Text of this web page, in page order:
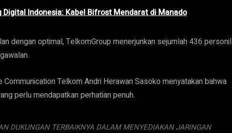
Digital Indonesia: Kabel Bifrost Mendarat di Manado
dengan optimal, TelkomGroup menerjunkan sejumlah 436 personil
Telkom Andri Herawan Sasoko menyatakan bahwa
perlu mendapatkan perhatian penuh.
DUKUNGAN TERBAIKNYA DALAM MENYEDIAKAN JARINGAN